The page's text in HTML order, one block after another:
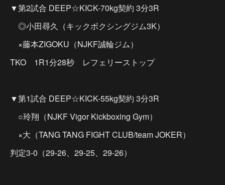
▼第2試合 DEEP☆KICK-70kg契約 3分3R
◎小田尋久（キックボクシングジム3K）
×藤本ZIGOKU（NJKF誠輪ジム）
TKO 1R1分28秒 レフェリーストップ
▼第1試合 DEEP☆KICK-55kg契約 3分3R
○玲翔（NJKF Vigor Kickboxing Gym）
×大（TANG TANG FIGHT CLUB/team JOKER）
判定3-0（29-26、29-25、29-26）